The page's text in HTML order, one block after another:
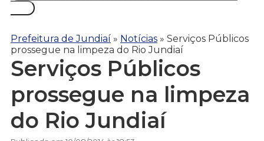
Prefeitura de Jundiaí » Notícias » Serviços Públicos
prossegue na limpeza do Rio Jundiaí
Serviços Públicos
prossegue na limpeza
do Rio Jundiaí